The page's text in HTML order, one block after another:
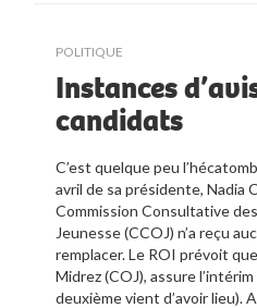
POLITIQUE
Instances
candidats
C’est quelque peu
avril de sa présidente, Nadia
Commission Consultative
Jeunesse (CCOJ) n’a reçu
remplacer. Le ROI prévoit
Midrez (COJ), assure
deuxième vient d’avoir lieu).